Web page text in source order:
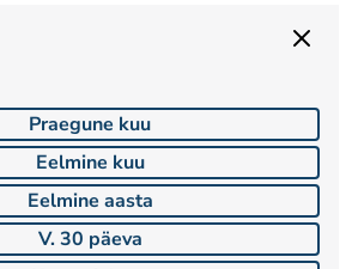
Praegune kuu
Eelmine kuu
Eelmine aasta
V. 30 päeva